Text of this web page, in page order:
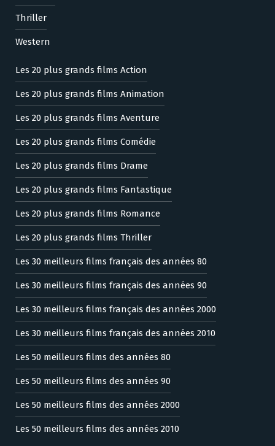
Thriller
Western
Les 20 plus grands films Action
Les 20 plus grands films Animation
Les 20 plus grands films Aventure
Les 20 plus grands films Comédie
Les 20 plus grands films Drame
Les 20 plus grands films Fantastique
Les 20 plus grands films Romance
Les 20 plus grands films Thriller
Les 30 meilleurs films français des années 80
Les 30 meilleurs films français des années 90
Les 30 meilleurs films français des années 2000
Les 30 meilleurs films français des années 2010
Les 50 meilleurs films des années 80
Les 50 meilleurs films des années 90
Les 50 meilleurs films des années 2000
Les 50 meilleurs films des années 2010